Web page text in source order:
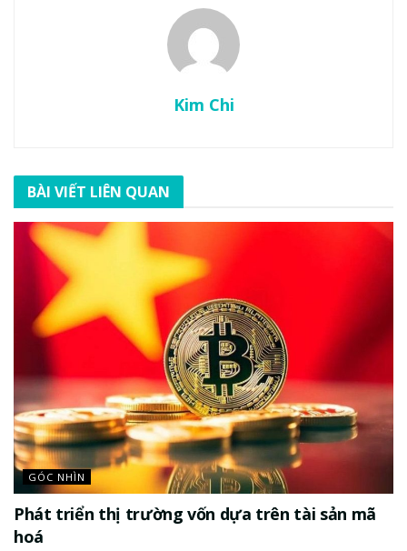
Kim Chi
BÀI VIẾT LIÊN QUAN
GÓC NHÌN
Phát triển thị trường vốn dựa trên tài sản mã
hoá